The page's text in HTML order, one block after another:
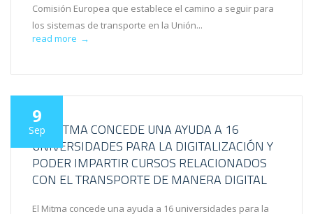
Comisión Europea que establece el camino a seguir para
los sistemas de transporte en la Unión...
read more →
9
Sep
EL MITMA CONCEDE UNA AYUDA A 16
UNIVERSIDADES PARA LA DIGITALIZACIÓN Y
PODER IMPARTIR CURSOS RELACIONADOS
CON EL TRANSPORTE DE MANERA DIGITAL
El Mitma concede una ayuda a 16 universidades para la